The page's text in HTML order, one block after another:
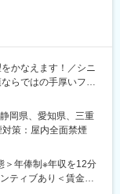
専門性の高い活動が
研修などフォロー体
や業界の知識は入社
でも自信を持って営
かなえます！／シニ
らではの手厚いフォ
報をご提供いただき
報告業務もお願いい
岡県、愛知県、三重
策：屋内全面禁煙
＞年俸制※年収を12分
ティブあり＜賃金内